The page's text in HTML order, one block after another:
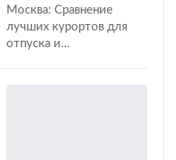
Москва: Сравнение
лучших курортов для
отпуска и…